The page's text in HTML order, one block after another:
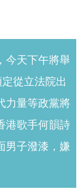
今天下午將舉
從立法院出
力量等政黨將
港歌手何韻詩
男子潑漆，嫌